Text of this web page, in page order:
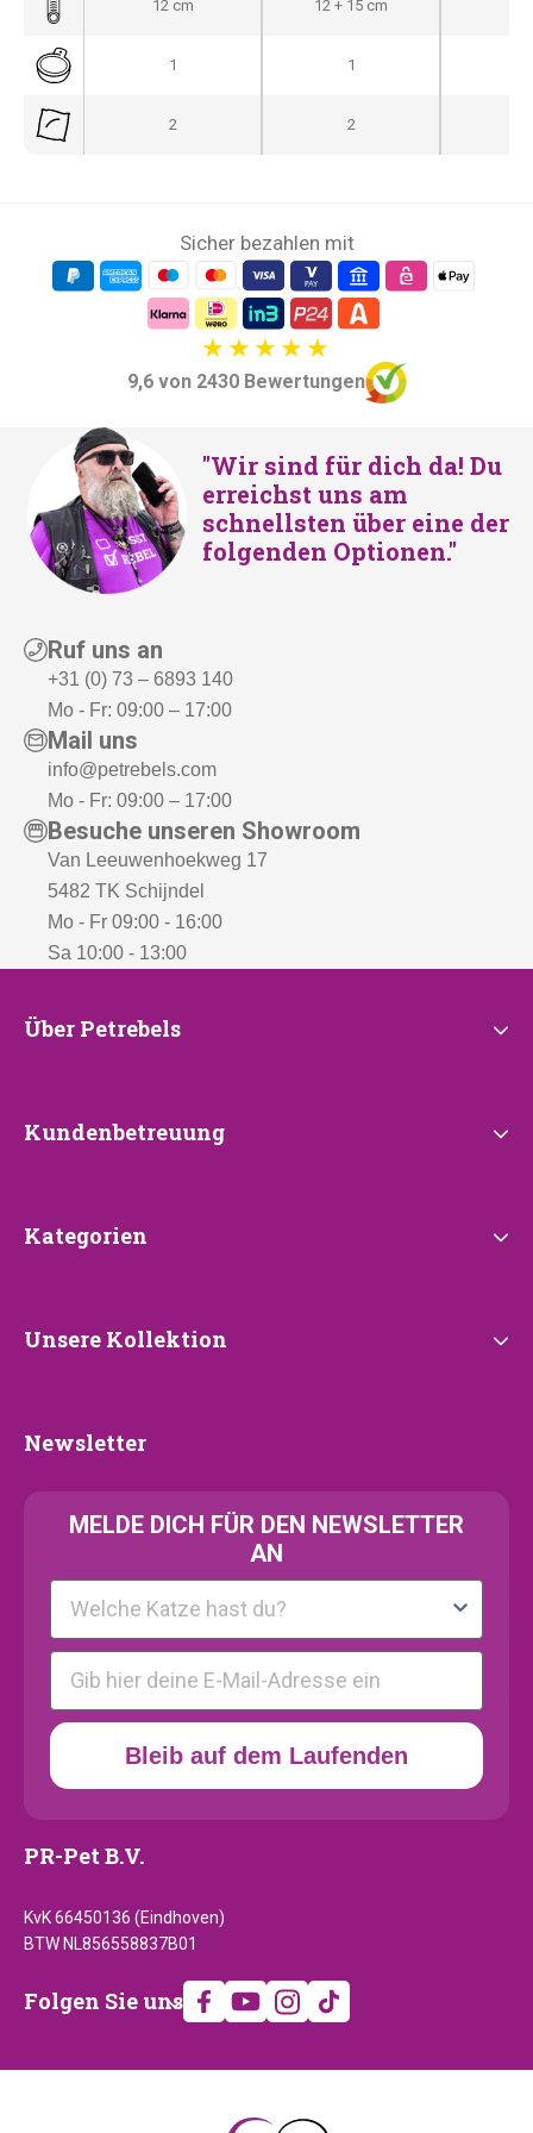
h
r
e
i
w
€
4
8
s
t
:
€
3
,
-
.
12 cm 12 + 15 cm
1 1
2 2
Sicher bezahlen mit
9,6 von 2430 Bewertungen
"Wir sind für dich da! Du
erreichst uns am
schnellsten über eine der
folgenden Optionen."
Ruf uns an
+31 (0) 73 – 6893 140
Mo - Fr: 09:00 – 17:00
Mail uns
info@petrebels.com
Mo - Fr: 09:00 – 17:00
Besuche unseren Showroom
Van Leeuwenhoekweg 17
5482 TK Schijndel
Mo - Fr 09:00 - 16:00
Sa 10:00 - 13:00
Über
Über Petrebels
Kundenbetreuung
Kundenbetreuung
Kategorien
Kategorien
Unsere
Unsere Kollektion
Newsletter
Newsletter
MELDE DICH FÜR DEN NEWSLETTER
AN
Kattenras
E-mail
Bleib auf dem Laufenden
PR-Pet B.V.
KvK 66450136 (Eindhoven)
BTW NL856558837B01
Folgen
uns
Folgen Sie uns